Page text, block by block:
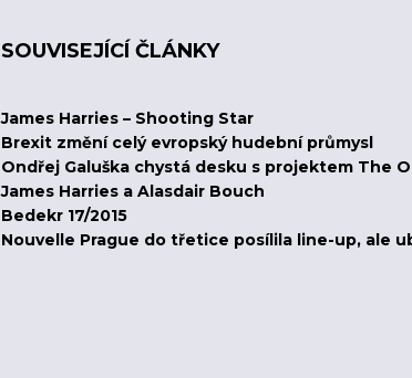
SOUVISEJÍCÍ ČLÁNKY
James Harries – Shooting Star
Brexit změní celý evropský hudební průmysl
Ondřej Galuška chystá desku s projektem The
James Harries a Alasdair Bouch
Bedekr 17/2015
Nouvelle Prague do třetice posílila line-up, ale